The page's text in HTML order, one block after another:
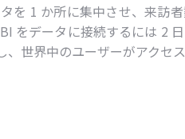
を 1 か所に集中させ、来訪
をデータに接続するには 2
世界中のユーザーがアクセス